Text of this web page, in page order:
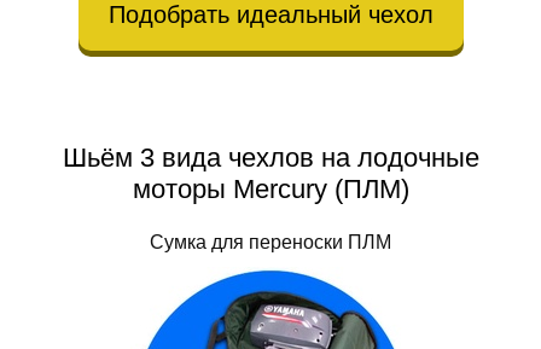
Подобрать идеальный чехол
Шьём 3 вида чехлов на лодочные
моторы Mercury (ПЛМ)
Сумка для переноски ПЛМ